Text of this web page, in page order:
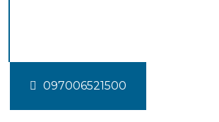
097006521500